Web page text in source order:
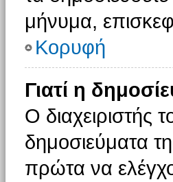
μήνυμα,
Κορυφή
Γιατί η
Ο διαχειριστής
δημοσιεύματα
πρώτα να